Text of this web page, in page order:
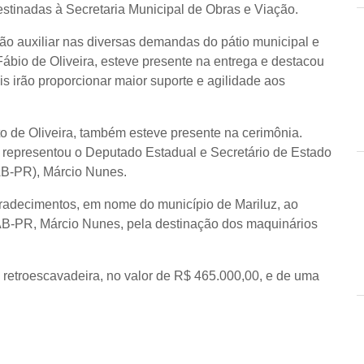
à Secretaria Municipal de Obras e Viação.
auxiliar nas diversas demandas do pátio municipal e
de Oliveira, esteve presente na entrega e destacou
irão proporcionar maior suporte e agilidade aos
de Oliveira, também esteve presente na cerimônia.
o Deputado Estadual e Secretário de Estado
PR), Márcio Nunes.
em nome do município de Mariluz, ao
PR, Márcio Nunes, pela destinação dos maquinários
no valor de R$ 465.000,00, e de uma